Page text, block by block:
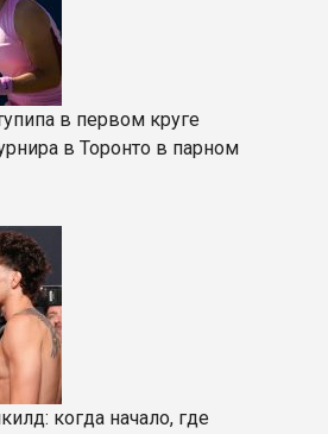
в первом круге
в Торонто в парном
когда начало, где